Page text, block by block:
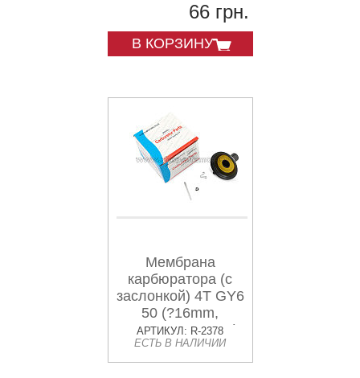
66 грн.
В КОРЗИНУ
Мембрана
карбюратора (с
заслонкой) 4T GY6
50 (?16mm,
основная + игла)
CK
АРТИКУЛ: R-2378
ЕСТЬ В НАЛИЧИИ